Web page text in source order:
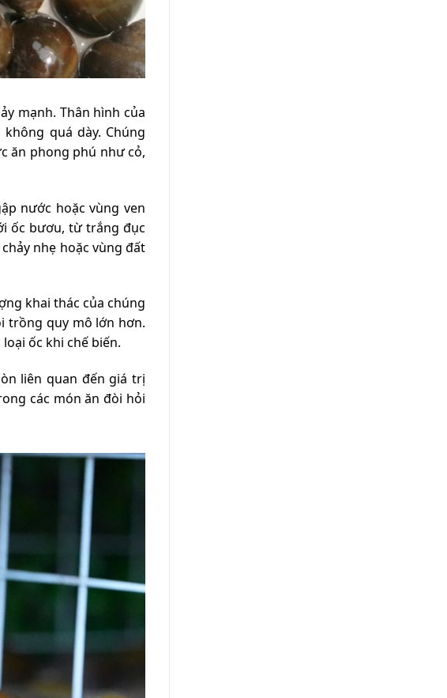
mạnh. Thân hình của
quá dày. Chúng
ăn phong phú như cỏ,
nước hoặc vùng ven
ốc bươu, từ trắng đục
nhẹ hoặc vùng đất
khai thác của chúng
trồng quy mô lớn hơn.
ốc khi chế biến.
liên quan đến giá trị
các món ăn đòi hỏi